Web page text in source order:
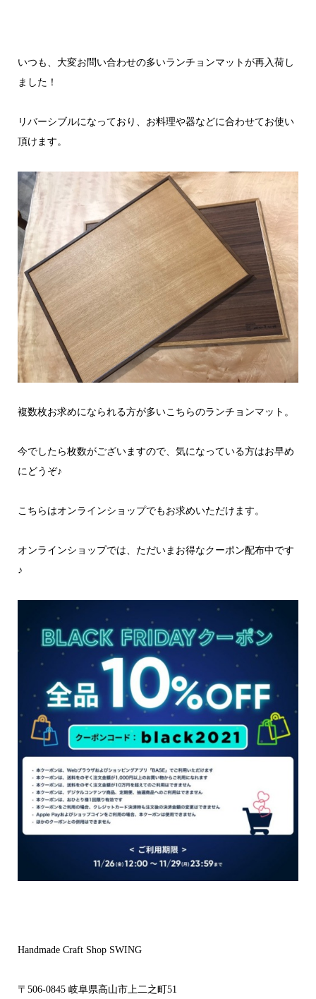
いつも、大変お問い合わせの多いランチョンマットが再入荷し
ました！
リバーシブルになっており、お料理や器などに合わせてお使い
頂けます。
複数枚お求めになられる方が多いこちらのランチョンマット。
今でしたら枚数がございますので、気になっている方はお早め
にどうぞ♪
こちらはオンラインショップでもお求めいただけます。
オンラインショップでは、ただいまお得なクーポン配布中です
♪
Handmade Craft Shop SWING
〒506-0845 岐阜県高山市上二之町51